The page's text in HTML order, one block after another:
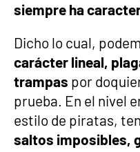
siempre ha
Dicho lo cual,
carácter lineal,
trampas por
prueba. En el nivel
estilo de piratas,
saltos imposibles,